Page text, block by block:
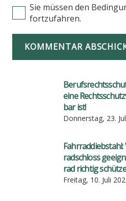
Sie müssen den
fortzufahren.
KOMMENTAR
eine
bar ist!
Donnerstag, 23.
rad­schloss
rad rich­tig
Freitag, 10. Juli